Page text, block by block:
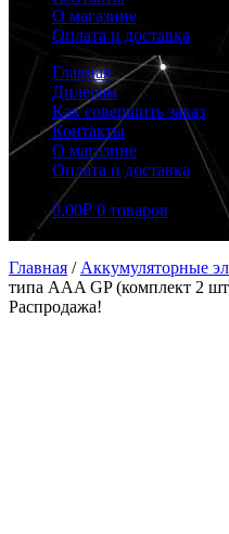
О магазине
Оплата и доставка
Главная
Дилерам
Как совершить заказ
Контакты
О магазине
Оплата и доставка
0.00₽ 0 товаров
Главная / Аккумуляторные
типа AAA GP (комплект 2
Распродажа!